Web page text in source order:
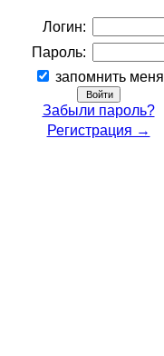
Логин:
Пароль:
запомнить меня
Забыли пароль?
Регистрация →